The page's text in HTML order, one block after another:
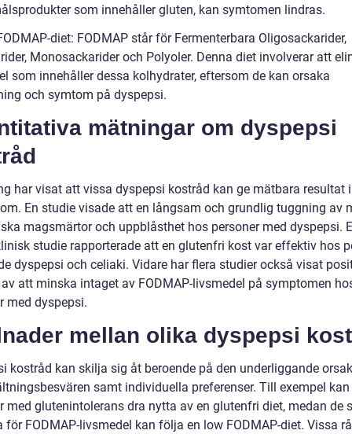
som innehåller gluten, kan symtomen lindras.
diet: FODMAP står för Fermenterbara Oligosackarider,
Monosackarider och Polyoler. Denna diet involverar att
som innehåller dessa kolhydrater, eftersom de kan orsaka
och symtom på dyspepsi.
mätningar om dyspepsi
har visat att vissa dyspepsi kostråd kan ge mätbara resultat
En studie visade att en långsam och grundlig tuggning av
magsmärtor och uppblåsthet hos personer med dyspepsi.
studie rapporterade att en glutenfri kost var effektiv hos
dyspepsi och celiaki. Vidare har flera studier också visat
att minska intaget av FODMAP-livsmedel på symptomen
med dyspepsi.
mellan olika dyspepsi
kostråd kan skilja sig åt beroende på den underliggande
samt individuella preferenser. Till exempel kan
med glutenintolerans dra nytta av en glutenfri diet, medan de
för FODMAP-livsmedel kan följa en low FODMAP-diet. Vissa